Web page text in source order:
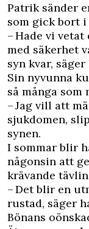
Patrik sänder
som gick bort i
– Hade vi
med säkerhet
syn kvar, säger
Sin nyvunna
så många som
– Jag vill att
sjukdomen,
synen.
I sommar blir
någonsin att
krävande
– Det blir en
rustad, säger
Bönans